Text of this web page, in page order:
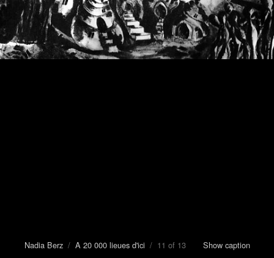
Nadia Berz/ A 20 000 lieues d'ici / 11 of 13 Show caption